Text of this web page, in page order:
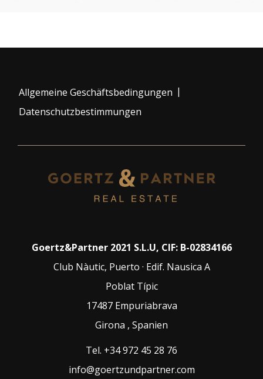
Allgemeine Geschäftsbedingungen |
Datenschutzbestimmungen
Goertz&Partner 2021 S.L.U, CIF: B-02834166
Club Nàutic, Puerto · Edif. Nausica A
Poblat Típic
17487 Empuriabrava
Girona , Spanien
Tel. +34 972 45 28 76
info@goertzundpartner.com